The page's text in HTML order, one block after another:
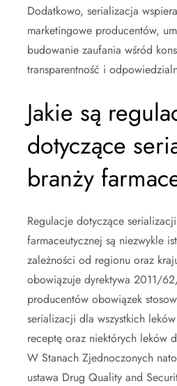
Dodatkowo, serializacja
marketingowe producentów,
budowanie zaufania wśród
transparentność i
Jakie są
dotyczące
branży
Regulacje dotyczące
farmaceutycznej są niezwykle
zależności od regionu oraz
obowiązuje dyrektywa 2011/
producentów obowiązek
serializacji dla wszystkich
receptę oraz niektórych leków
W Stanach Zjednoczonych
ustawa Drug Quality and